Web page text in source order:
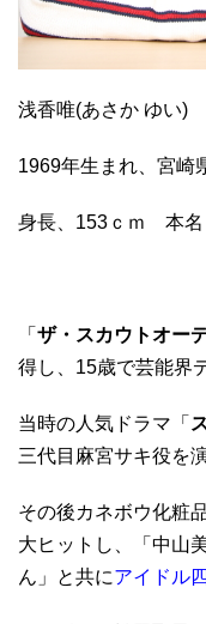
浅香唯(あさか ゆい)
1969年生まれ、宮崎
身長、153ｃｍ 本名
「 ザ・スカウトオー
得し、15歳で芸能界
当時の人気ドラマ「
三代目麻宮サキ役を
その後カネボウ化粧
大ヒットし、「中山
ん」と共にアイドル